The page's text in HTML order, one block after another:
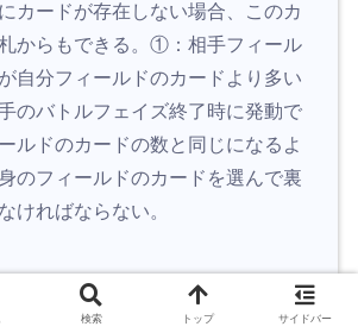
カードが存在しない場合、このカ
からもできる。①：相手フィール
自分フィールドのカードより多い
のバトルフェイズ終了時に発動で
ルドのカードの数と同じになるよ
のフィールドのカードを選んで裏
ければならない。
検索 トップ サイドバー